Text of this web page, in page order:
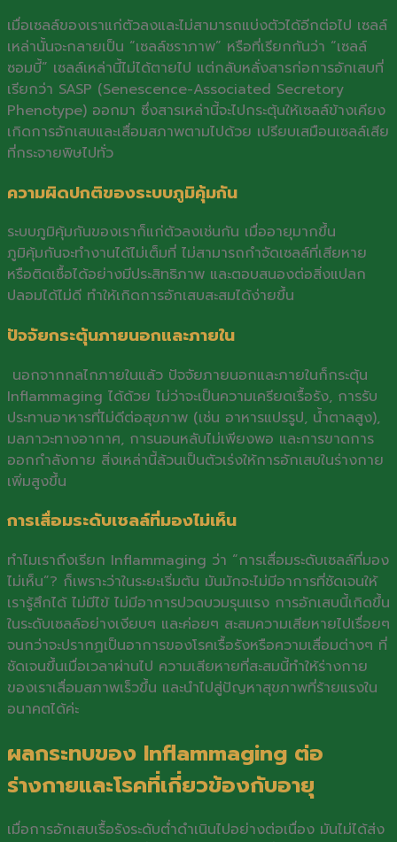
เมื่อเซลล์ของเราแก่ตัวลงและไม่สามารถแบ่งตัวได้อีกต่อไป เซลล์
เหล่านั้นจะกลายเป็น “เซลล์ชราภาพ” หรือที่เรียกกันว่า “เซลล์
ซอมบี้” เซลล์เหล่านี้ไม่ได้ตายไป แต่กลับหลั่งสารก่อการอักเสบที่
เรียกว่า SASP (Senescence-Associated Secretory
Phenotype) ออกมา ซึ่งสารเหล่านี้จะไปกระตุ้นให้เซลล์ข้างเคียง
เกิดการอักเสบและเสื่อมสภาพตามไปด้วย เปรียบเสมือนเซลล์เสีย
ที่กระจายพิษไปทั่ว
ความผิดปกติของระบบภูมิคุ้มกัน
ระบบภูมิคุ้มกันของเราก็แก่ตัวลงเช่นกัน เมื่ออายุมากขึ้น
ภูมิคุ้มกันจะทำงานได้ไม่เต็มที่ ไม่สามารถกำจัดเซลล์ที่เสียหาย
หรือติดเชื้อได้อย่างมีประสิทธิภาพ และตอบสนองต่อสิ่งแปลก
ปลอมได้ไม่ดี ทำให้เกิดการอักเสบสะสมได้ง่ายขึ้น
ปัจจัยกระตุ้นภายนอกและภายใน
นอกจากกลไกภายในแล้ว ปัจจัยภายนอกและภายในก็กระตุ้น
Inflammaging ได้ด้วย ไม่ว่าจะเป็นความเครียดเรื้อรัง, การรับ
ประทานอาหารที่ไม่ดีต่อสุขภาพ (เช่น อาหารแปรรูป, น้ำตาลสูง),
มลภาวะทางอากาศ, การนอนหลับไม่เพียงพอ และการขาดการ
ออกกำลังกาย สิ่งเหล่านี้ล้วนเป็นตัวเร่งให้การอักเสบในร่างกาย
เพิ่มสูงขึ้น
การเสื่อมระดับเซลล์ที่มองไม่เห็น
ทำไมเราถึงเรียก Inflammaging ว่า “การเสื่อมระดับเซลล์ที่มอง
ไม่เห็น”? ก็เพราะว่าในระยะเริ่มต้น มันมักจะไม่มีอาการที่ชัดเจนให้
เรารู้สึกได้ ไม่มีไข้ ไม่มีอาการปวดบวมรุนแรง การอักเสบนี้เกิดขึ้น
ในระดับเซลล์อย่างเงียบๆ และค่อยๆ สะสมความเสียหายไปเรื่อยๆ
จนกว่าจะปรากฏเป็นอาการของโรคเรื้อรังหรือความเสื่อมต่างๆ ที่
ชัดเจนขึ้นเมื่อเวลาผ่านไป ความเสียหายที่สะสมนี้ทำให้ร่างกาย
ของเราเสื่อมสภาพเร็วขึ้น และนำไปสู่ปัญหาสุขภาพที่ร้ายแรงใน
อนาคตได้ค่ะ
ผลกระทบของ Inflammaging ต่อ
ร่างกายและโรคที่เกี่ยวข้องกับอายุ
เมื่อการอักเสบเรื้อรังระดับต่ำดำเนินไปอย่างต่อเนื่อง มันไม่ได้ส่ง